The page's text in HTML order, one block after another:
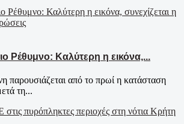
Ρέθυμνο: Καλύτερη η εικόνα,...
παρουσιάζεται από το πρωί η κατάσταση
τη...